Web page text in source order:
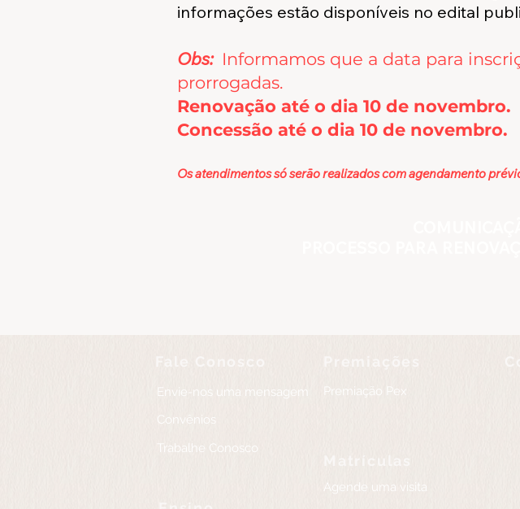
informações estão disponíveis no edital
Obs: Informamos que a data para
prorrogadas.
Renovação até o dia 10 de novembro.
Concessão até o dia 10 de novembro.
Os atendimentos só serão realizados com agendamento
Envie-nos uma mensagem
Convênios
Trabalhe Conosco
Premiação Pex
Agende uma visita